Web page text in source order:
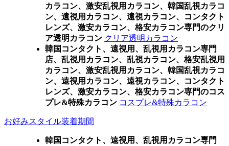
カラコン、激安乱視用カラコン、韓国乱視カラコ
ン、遠視用カラコン、遠視カラコン、コンタクト
レンズ、激安カラコン、格安カラコン専門のクリ
ア透明カラコン クリア透明カラコン
韓国コンタクト、遠視用、乱視用カラコン専門
店、乱視用カラコン、乱視カラコン、格安乱視用
カラコン、激安乱視用カラコン、韓国乱視カラコ
ン、遠視用カラコン、遠視カラコン、コンタクト
レンズ、激安カラコン、格安カラコン専門のコス
プレ&特殊カラコン コスプレ&特殊カラコン
お好みスタイル装着期間
韓国コンタクト、遠視用、乱視用カラコン専門